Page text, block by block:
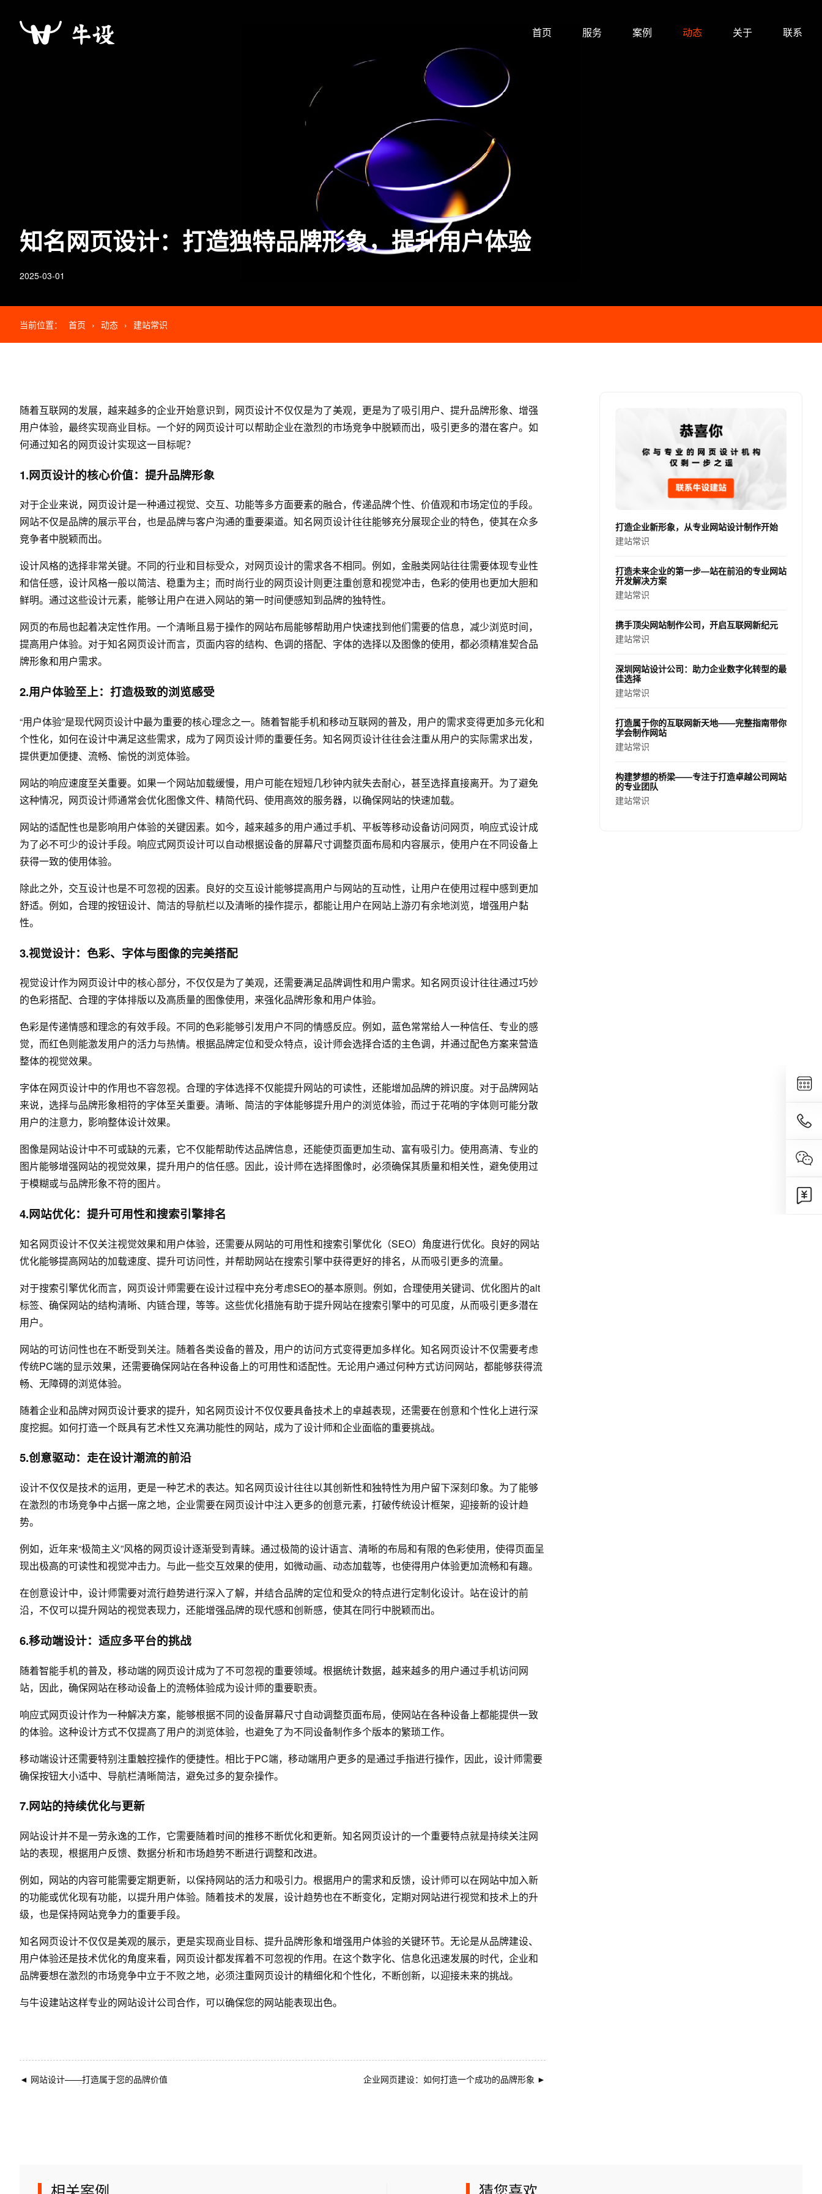
首页 服务 案例 动态 关于 联系
知名网页设计：打造独特品牌形象，提升用户体验
2025-03-01
当前位置： 首页 › 动态 › 建站常识
打造企业新形象，从专业网站设计制作开始
建站常识
打造未来企业的第一步—站在前沿的专业网站
开发解决方案
建站常识
携手顶尖网站制作公司，开启互联网新纪元
建站常识
深圳网站设计公司：助力企业数字化转型的最
佳选择
建站常识
打造属于你的互联网新天地——完整指南带你
学会制作网站
建站常识
构建梦想的桥梁——专注于打造卓越公司网站
的专业团队
建站常识
随着互联网的发展，越来越多的企业开始意识到， 网页设计不仅仅是为了美观，更是为了吸引用户、提升品牌形象、增强
用户体验，最终实现商业目标。一个好的网页设计可以帮助企业在激烈的市场竞争中脱颖而出，吸引更多的潜在客户。如
何通过知名的网页设计实现这一目标呢？
1.网页设计的核心价值：提升品牌形象
对于企业来说，网页设计是一种通过视觉、交互、功能等多方面要素的融合，传递品牌个性、价值观和市场定位的手段。
网站不仅是品牌的展示平台，也是品牌与客户沟通的重要渠道。知名网页设计往往能够充分展现企业的特色，使其在众多
竞争者中脱颖而出。
设计风格的选择非常关键。不同的行业和目标受众，对网页设计的需求各不相同。例如，金融类网站往往需要体现专业性
和信任感，设计风格一般以简洁、稳重为主；而时尚行业的网页设计则更注重创意和视觉冲击，色彩的使用也更加大胆和
鲜明。通过这些设计元素，能够让用户在进入网站的第一时间便感知到品牌的独特性。
网页的布局也起着决定性作用。一个清晰且易于操作的网站布局能够帮助用户快速找到他们需要的信息，减少浏览时间，
提高用户体验。对于知名网页设计而言，页面内容的结构、色调的搭配、字体的选择以及图像的使用，都必须精准契合品
牌形象和用户需求。
2.用户体验至上：打造极致的浏览感受
“用户体验”是现代网页设计中最为重要的核心理念之一。随着智能手机和移动互联网的普及，用户的需求变得更加多元化和
个性化，如何在设计中满足这些需求，成为了网页设计师的重要任务。知名网页设计往往会注重从用户的实际需求出发，
提供更加便捷、流畅、愉悦的浏览体验。
网站的响应速度至关重要。如果一个网站加载缓慢，用户可能在短短几秒钟内就失去耐心，甚至选择直接离开。为了避免
这种情况，网页设计师通常会优化图像文件、精简代码、使用高效的服务器，以确保网站的快速加载。
网站的适配性也是影响用户体验的关键因素。如今，越来越多的用户通过手机、平板等移动设备访问网页，响应式设计成
为了必不可少的设计手段。响应式网页设计可以自动根据设备的屏幕尺寸调整页面布局和内容展示，使用户在不同设备上
获得一致的使用体验。
除此之外，交互设计也是不可忽视的因素。良好的交互设计能够提高用户与网站的互动性，让用户在使用过程中感到更加
舒适。例如，合理的按钮设计、简洁的导航栏以及清晰的操作提示，都能让用户在网站上游刃有余地浏览，增强用户黏
性。
3.视觉设计：色彩、字体与图像的完美搭配
视觉设计作为网页设计中的核心部分，不仅仅是为了美观，还需要满足品牌调性和用户需求。知名网页设计往往通过巧妙
的色彩搭配、合理的字体排版以及高质量的图像使用，来强化品牌形象和用户体验。
色彩是传递情感和理念的有效手段。不同的色彩能够引发用户不同的情感反应。例如，蓝色常常给人一种信任、专业的感
觉，而红色则能激发用户的活力与热情。根据品牌定位和受众特点，设计师会选择合适的主色调，并通过配色方案来营造
整体的视觉效果。
字体在网页设计中的作用也不容忽视。合理的字体选择不仅能提升网站的可读性，还能增加品牌的辨识度。对于品牌网站
来说，选择与品牌形象相符的字体至关重要。清晰、简洁的字体能够提升用户的浏览体验，而过于花哨的字体则可能分散
用户的注意力，影响整体设计效果。
图像是网站设计中不可或缺的元素，它不仅能帮助传达品牌信息，还能使页面更加生动、富有吸引力。使用高清、专业的
图片能够增强网站的视觉效果，提升用户的信任感。因此，设计师在选择图像时，必须确保其质量和相关性，避免使用过
于模糊或与品牌形象不符的图片。
4.网站优化：提升可用性和搜索引擎排名
知名网页设计不仅关注视觉效果和用户体验，还需要从网站的可用性和搜索引擎优化（SEO）角度进行优化。良好的网站
优化能够提高网站的加载速度、提升可访问性，并帮助网站在搜索引擎中获得更好的排名，从而吸引更多的流量。
对于搜索引擎优化而言，网页设计师需要在设计过程中充分考虑SEO的基本原则。例如，合理使用关键词、优化图片的alt
标签、确保网站的结构清晰、内链合理，等等。这些优化措施有助于提升网站在搜索引擎中的可见度，从而吸引更多潜在
用户。
网站的可访问性也在不断受到关注。随着各类设备的普及，用户的访问方式变得更加多样化。知名网页设计不仅需要考虑
传统PC端的显示效果，还需要确保网站在各种设备上的可用性和适配性。无论用户通过何种方式访问网站，都能够获得流
畅、无障碍的浏览体验。
随着企业和品牌对网页设计要求的提升，知名网页设计不仅仅要具备技术上的卓越表现，还需要在创意和个性化上进行深
度挖掘。如何打造一个既具有艺术性又充满功能性的网站，成为了设计师和企业面临的重要挑战。
5.创意驱动：走在设计潮流的前沿
设计不仅仅是技术的运用，更是一种艺术的表达。知名网页设计往往以其创新性和独特性为用户留下深刻印象。为了能够
在激烈的市场竞争中占据一席之地，企业需要在网页设计中注入更多的创意元素，打破传统设计框架，迎接新的设计趋
势。
例如，近年来“极简主义”风格的网页设计逐渐受到青睐。通过极简的设计语言、清晰的布局和有限的色彩使用，使得页面呈
现出极高的可读性和视觉冲击力。与此一些交互效果的使用，如微动画、动态加载等，也使得用户体验更加流畅和有趣。
在创意设计中，设计师需要对流行趋势进行深入了解，并结合品牌的定位和受众的特点进行定制化设计。站在设计的前
沿，不仅可以提升网站的视觉表现力，还能增强品牌的现代感和创新感，使其在同行中脱颖而出。
6.移动端设计：适应多平台的挑战
随着智能手机的普及，移动端的网页设计成为了不可忽视的重要领域。根据统计数据，越来越多的用户通过手机访问网
站，因此，确保网站在移动设备上的流畅体验成为设计师的重要职责。
响应式网页设计作为一种解决方案，能够根据不同的设备屏幕尺寸自动调整页面布局，使网站在各种设备上都能提供一致
的体验。这种设计方式不仅提高了用户的浏览体验，也避免了为不同设备制作多个版本的繁琐工作。
移动端设计还需要特别注重触控操作的便捷性。相比于PC端，移动端用户更多的是通过手指进行操作，因此，设计师需要
确保按钮大小适中、导航栏清晰简洁，避免过多的复杂操作。
7.网站的持续优化与更新
网站设计并不是一劳永逸的工作，它需要随着时间的推移不断优化和更新。知名网页设计的一个重要特点就是持续关注网
站的表现，根据用户反馈、数据分析和市场趋势不断进行调整和改进。
例如，网站的内容可能需要定期更新，以保持网站的活力和吸引力。根据用户的需求和反馈，设计师可以在网站中加入新
的功能或优化现有功能，以提升用户体验。随着技术的发展，设计趋势也在不断变化，定期对网站进行视觉和技术上的升
级，也是保持网站竞争力的重要手段。
知名网页设计不仅仅是美观的展示，更是实现商业目标、提升品牌形象和增强用户体验的关键环节。无论是从品牌建设、
用户体验还是技术优化的角度来看，网页设计都发挥着不可忽视的作用。在这个数字化、信息化迅速发展的时代，企业和
品牌要想在激烈的市场竞争中立于不败之地，必须注重网页设计的精细化和个性化，不断创新，以迎接未来的挑战。
与牛设建站这样专业的网站设计公司合作，可以确保您的网站能表现出色。
◄ 网站设计——打造属于您的品牌价值 企业网页建设：如何打造一个成功的品牌形象 ►